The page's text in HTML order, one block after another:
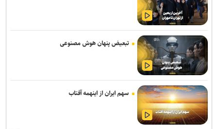
واگذاری امتیاز شناورسازی قشم به سازمان منطقه آزاد/ بازگشت اصولی به
مدیریت فوتبال
رکوردهای جهانی یوسفی و نصیری حفظ شد
تور جهانی تنیس صربستان| ادامه پیروزی‌های یزدانی و جدال با نماینده
روسیه
گودرزی: برخی از هندی‌ها سن‌شان تقلبی است ولی نباید باز هم به آنها
می‌باختیم/ ۵-۶ چهره خوب به کشتی ایران معرفی کردیم
رئیس فدراسیون بوکس: یک اعزام ما هزینه چهار اعزام رشته‌های دیگر را
تبعیض پنهان هوش مصنوعی
سهم ایران از اینهمه آفتاب